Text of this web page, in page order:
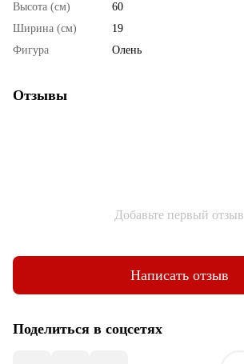
Высота (см)
60
Ширина (см)
19
Фигура
Олень
Отзывы
Добавьте первый отзыв
Написать отзыв
Поделиться в соцсетях